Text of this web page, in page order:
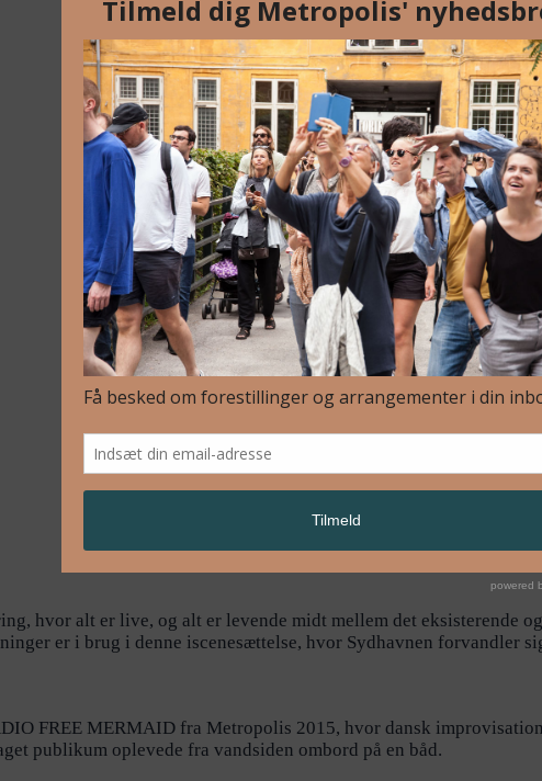
hvor alt er live, og alt er levende midt mellem det eksisterende
er i brug i denne iscenesættelse, hvor Sydhavnen forvandler
FREE MERMAID fra Metropolis 2015, hvor dansk
publikum oplevede fra vandsiden ombord på en båd.